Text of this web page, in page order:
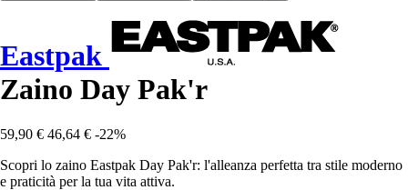
Eastpak
Zaino Day Pak'r
59,90 € 46,64 € -22%
Scopri lo zaino Eastpak Day Pak'r: l'alleanza perfetta tra stile moderno
e praticità per la tua vita attiva.